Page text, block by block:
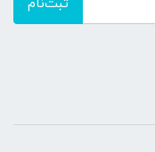
ثبت‌نام